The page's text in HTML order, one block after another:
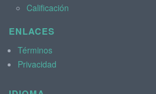
Calificación
ENLACES
Términos
Privacidad